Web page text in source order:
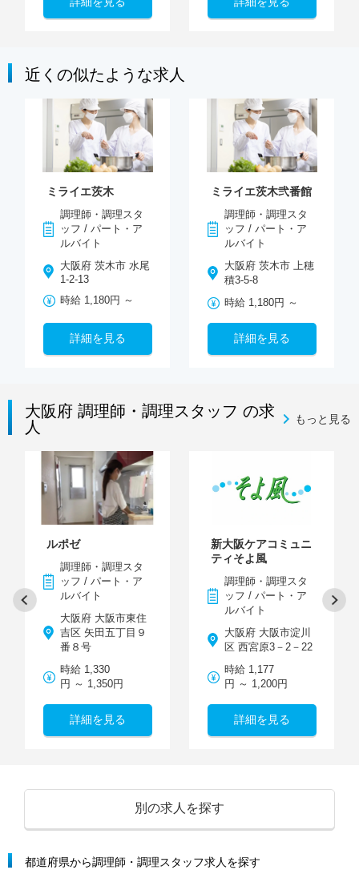
近くの似たような求人
ミライエ茨木
調理師・調理スタ
ッフ / パート・ア
ルバイト
大阪府 茨木市 水尾
1-2-13
時給 1,180円 ～
詳細を見る
ミライエ茨木弐番館
調理師・調理スタ
ッフ / パート・ア
ルバイト
大阪府 茨木市 上穂
積3-5-8
時給 1,180円 ～
詳細を見る
大阪府 調理師・調理スタッフ の求
人
もっと見る
ルポゼ
調理師・調理スタ
ッフ / パート・ア
ルバイト
大阪府 大阪市東住
吉区 矢田五丁目９
番８号
時給 1,330
円 ～ 1,350円
詳細を見る
新大阪ケアコミュニ
ティそよ風
調理師・調理スタ
ッフ / パート・ア
ルバイト
大阪府 大阪市淀川
区 西宮原3－2－22
時給 1,177
円 ～ 1,200円
詳細を見る
別の求人を探す
都道府県から調理師・調理スタッフ求人を探す